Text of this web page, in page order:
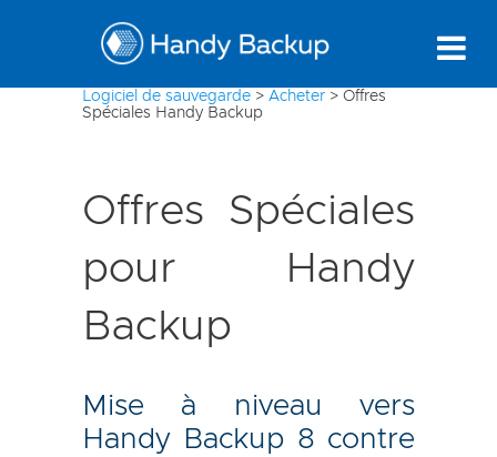
Logiciel de sauvegarde > Acheter > Offres
Spéciales Handy Backup
Offres Spéciales
pour Handy
Backup
Mise à niveau vers
Handy Backup 8 contre